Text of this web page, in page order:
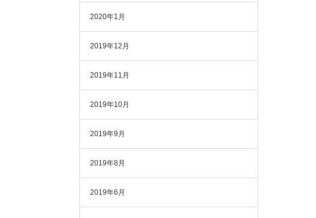
2020年1月
2019年12月
2019年11月
2019年10月
2019年9月
2019年8月
2019年6月